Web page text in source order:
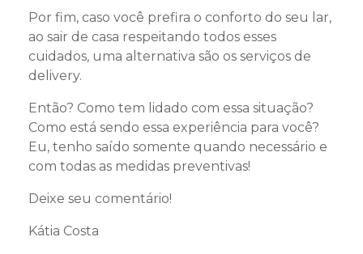
Por fim, caso você prefira o conforto do seu lar,
ao sair de casa respeitando todos esses
cuidados, uma alternativa são os serviços de
delivery.
Então? Como tem lidado com essa situação?
Como está sendo essa experiência para você?
Eu, tenho saído somente quando necessário e
com todas as medidas preventivas!
Deixe seu comentário!
Kátia Costa